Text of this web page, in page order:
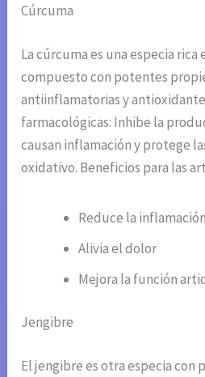
Cúrcuma
La cúrcuma es una especia
compuesto con potentes
antiinflamatorias y
farmacológicas: Inhibe la
causan inflamación y protege
oxidativo. Beneficios para las
Reduce la
Alivia el dolor
Mejora la función
Jengibre
El jengibre es otra especia con